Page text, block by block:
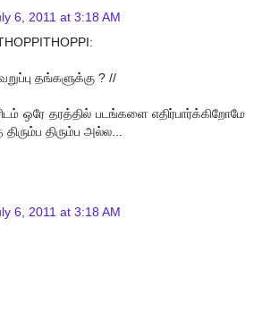
6, 2011 at 3:18 AM
தங்களுக்கு ? //
ஒரே தரத்தில் படங்களை எதிர்பார்க்கிறோமே
திரும்ப அல்ல...
6, 2011 at 3:18 AM